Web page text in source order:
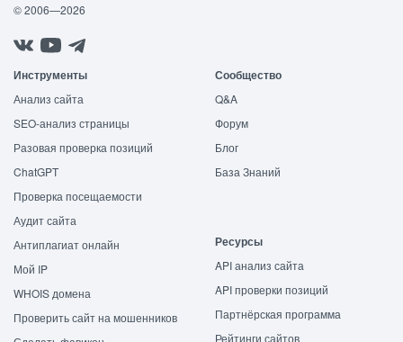
© 2006—2026
Инструменты
Анализ сайта
SEO-анализ страницы
Разовая проверка позиций
ChatGPT
Проверка посещаемости
Аудит сайта
Антиплагиат онлайн
Мой IP
WHOIS домена
Проверить сайт на мошенников
Сообщество
Q&A
Форум
Блог
База Знаний
Ресурсы
API анализ сайта
API проверки позиций
Партнёрская программа
Рейтинги сайтов